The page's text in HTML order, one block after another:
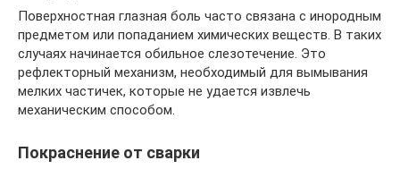
Поверхностная глазная боль часто связана с инородным
предметом или попаданием химических веществ. В таких
случаях начинается обильное слезотечение. Это
рефлекторный механизм, необходимый для вымывания
мелких частичек, которые не удается извлечь
механическим способом.
Покраснение от сварки